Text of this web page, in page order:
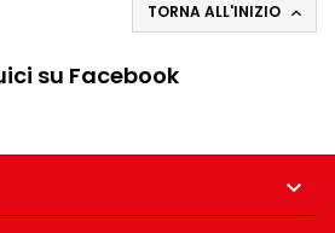
TORNA ALL'INIZIO 
su Facebook
